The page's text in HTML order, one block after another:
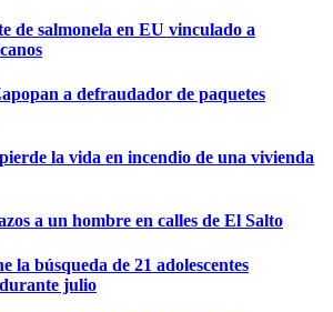
de salmonela en EU vinculado a
a defraudador de paquetes
la vida en incendio de una vivienda
a un hombre en calles de El Salto
la búsqueda de 21 adolescentes
julio